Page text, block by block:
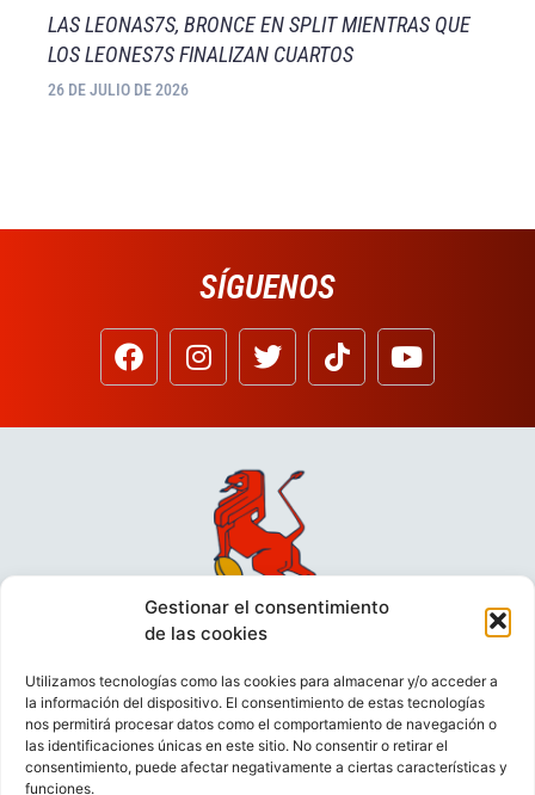
Gestionar el consentimiento
de las cookies
Utilizamos tecnologías como las cookies para almacenar y/o acceder a
la información del dispositivo. El consentimiento de estas tecnologías
nos permitirá procesar datos como el comportamiento de navegación o
las identificaciones únicas en este sitio. No consentir o retirar el
consentimiento, puede afectar negativamente a ciertas características y
funciones.
LAS LEONAS7S, BRONCE EN SPLIT MIENTRAS QUE
LOS LEONES7S FINALIZAN CUARTOS
26 DE JULIO DE 2026
SÍGUENOS